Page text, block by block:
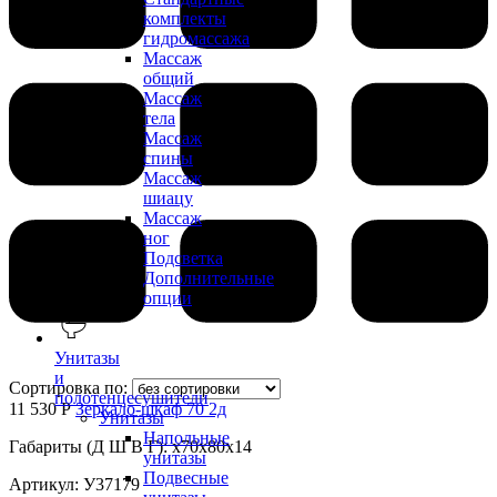
комплекты
гидромассажа
Массаж
общий
Массаж
тела
Массаж
спины
Массаж
шиацу
Массаж
ног
Подсветка
Дополнительные
опции
Унитазы
и
полотенцесушители
Унитазы
Напольные
унитазы
Подвесные
Сортировка по:
11 530 РЗеркало-шкаф 70 2д
Габариты (Д Ш В Г): x70x80x14
Артикул: У37179